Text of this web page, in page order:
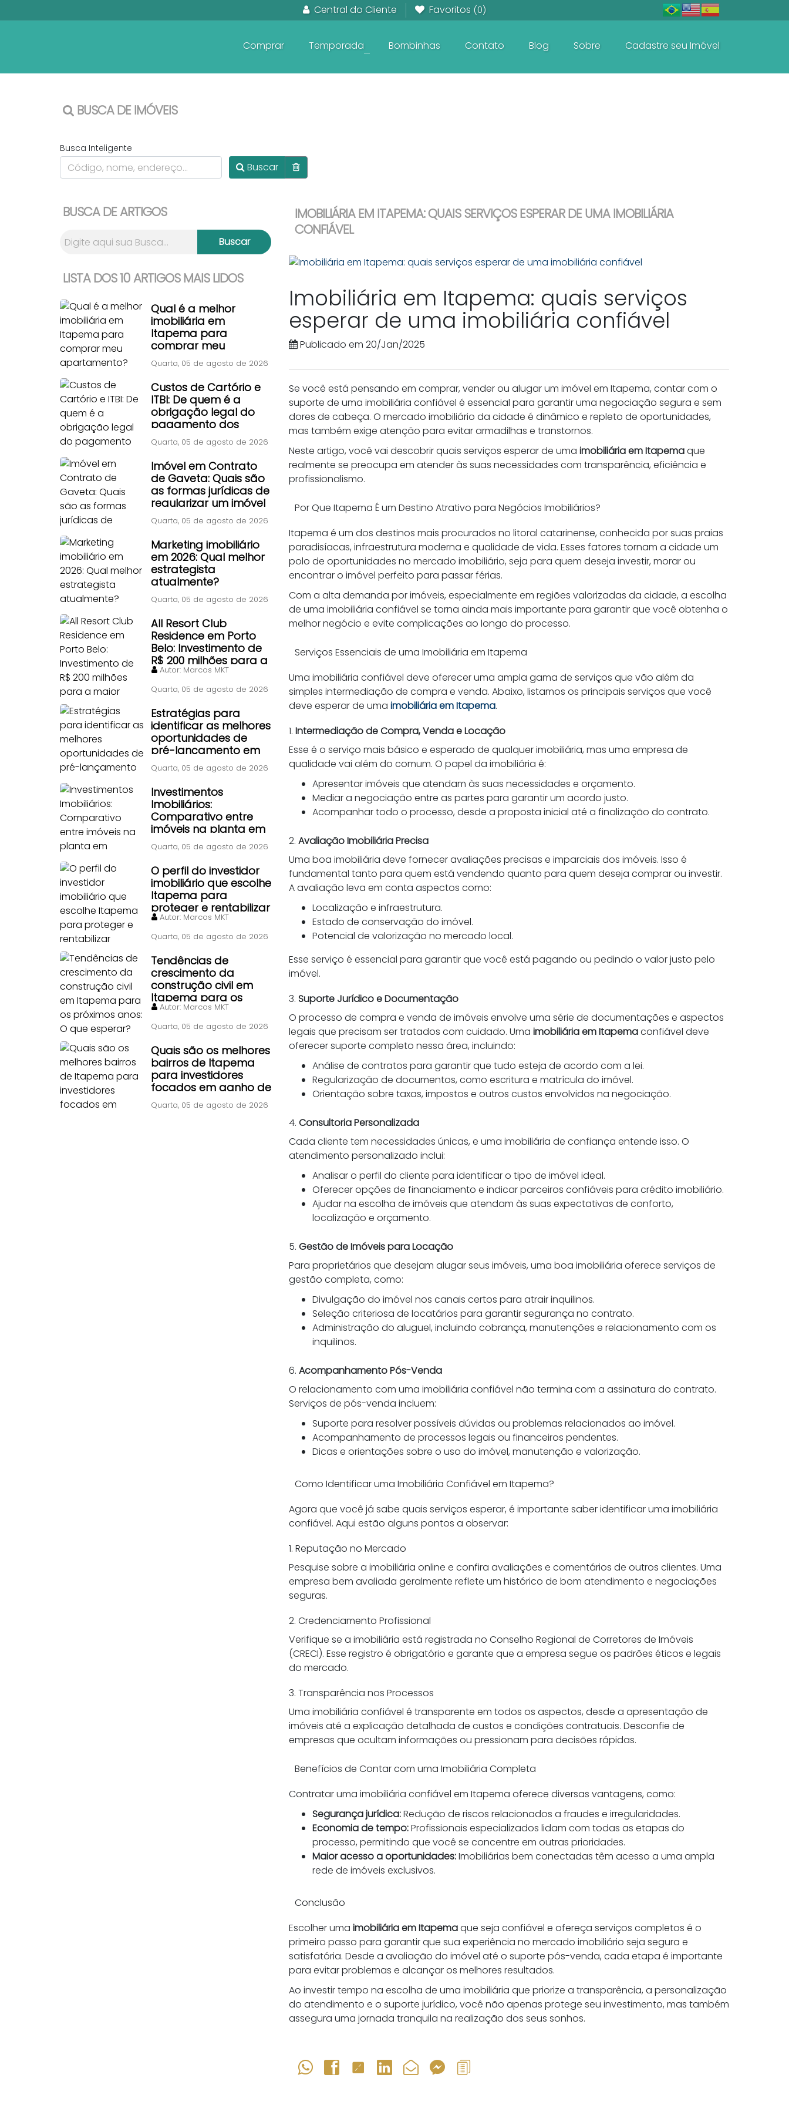
Central do Cliente Favoritos (0)
Cadastre seu Imóvel
Sobre
Blog
Contato
Bombinhas
Temporada
Comprar
BUSCA DE IMÓVEIS
Busca Inteligente
Buscar
BUSCA DE ARTIGOS
LISTA DOS 10 ARTIGOS MAIS LIDOS
Qual é a melhor
imobiliária em
Itapema para
comprar meu
apartamento?
Quarta, 05 de agosto de 2026
Custos de Cartório e
ITBI: De quem é a
obrigação legal do
pagamento dos
impostos e taxas de
transferência?
Quarta, 05 de agosto de 2026
Imóvel em Contrato
de Gaveta: Quais são
as formas jurídicas de
regularizar um imóvel
adquirido por
contrato particular
antigo?
Quarta, 05 de agosto de 2026
Marketing imobiliário
em 2026: Qual melhor
estrategista
atualmente?
Quarta, 05 de agosto de 2026
All Resort Club
Residence em Porto
Belo: Investimento de
R$ 200 milhões para a
maior piscina de
ondas do Brasil
Autor: Marcos MKT
Quarta, 05 de agosto de 2026
Estratégias para
identificar as melhores
oportunidades de
pré-lançamento em
Itapema
Quarta, 05 de agosto de 2026
Investimentos
Imobiliários:
Comparativo entre
imóveis na planta em
Itapema, Florianópolis
e Piçarras
Quarta, 05 de agosto de 2026
O perfil do investidor
imobiliário que escolhe
Itapema para
proteger e rentabilizar
patrimônio
Autor: Marcos MKT
Quarta, 05 de agosto de 2026
Tendências de
crescimento da
construção civil em
Itapema para os
próximos anos: O que
esperar?
Autor: Marcos MKT
Quarta, 05 de agosto de 2026
Quais são os melhores
bairros de Itapema
para investidores
focados em ganho de
capital rápido?
Quarta, 05 de agosto de 2026
IMOBILIÁRIA EM ITAPEMA: QUAIS SERVIÇOS ESPERAR DE UMA IMOBILIÁRIA
CONFIÁVEL
Imobiliária em Itapema: quais serviços
esperar de uma imobiliária confiável
Publicado em 20/Jan/2025
Se você está pensando em comprar, vender ou alugar um imóvel em Itapema, contar com o
suporte de uma imobiliária confiável é essencial para garantir uma negociação segura e sem
dores de cabeça. O mercado imobiliário da cidade é dinâmico e repleto de oportunidades,
mas também exige atenção para evitar armadilhas e transtornos.
Neste artigo, você vai descobrir quais serviços esperar de uma imobiliária em Itapemaque
realmente se preocupa em atender às suas necessidades com transparência, eficiência e
profissionalismo.
Por Que Itapema É um Destino Atrativo para Negócios Imobiliários?
Itapema é um dos destinos mais procurados no litoral catarinense, conhecida por suas praias
paradisíacas, infraestrutura moderna e qualidade de vida. Esses fatores tornam a cidade um
polo de oportunidades no mercado imobiliário, seja para quem deseja investir, morar ou
encontrar o imóvel perfeito para passar férias.
Com a alta demanda por imóveis, especialmente em regiões valorizadas da cidade, a escolha
de uma imobiliária confiável se torna ainda mais importante para garantir que você obtenha o
melhor negócio e evite complicações ao longo do processo.
Serviços Essenciais de uma Imobiliária em Itapema
Uma imobiliária confiável deve oferecer uma ampla gama de serviços que vão além da
simples intermediação de compra e venda. Abaixo, listamos os principais serviços que você
deve esperar de uma imobiliária em Itapema.
1. Intermediação de Compra, Venda e Locação
Esse é o serviço mais básico e esperado de qualquer imobiliária, mas uma empresa de
qualidade vai além do comum. O papel da imobiliária é:
Apresentar imóveis que atendam às suas necessidades e orçamento.
Mediar a negociação entre as partes para garantir um acordo justo.
Acompanhar todo o processo, desde a proposta inicial até a finalização do contrato.
2. Avaliação Imobiliária Precisa
Uma boa imobiliária deve fornecer avaliações precisas e imparciais dos imóveis. Isso é
fundamental tanto para quem está vendendo quanto para quem deseja comprar ou investir.
A avaliação leva em conta aspectos como:
Localização e infraestrutura.
Estado de conservação do imóvel.
Potencial de valorização no mercado local.
Esse serviço é essencial para garantir que você está pagando ou pedindo o valor justo pelo
imóvel.
3. Suporte Jurídico e Documentação
O processo de compra e venda de imóveis envolve uma série de documentações e aspectos
legais que precisam ser tratados com cuidado. Uma imobiliária em Itapemaconfiável deve
oferecer suporte completo nessa área, incluindo:
Análise de contratos para garantir que tudo esteja de acordo com a lei.
Regularização de documentos, como escritura e matrícula do imóvel.
Orientação sobre taxas, impostos e outros custos envolvidos na negociação.
4. Consultoria Personalizada
Cada cliente tem necessidades únicas, e uma imobiliária de confiança entende isso. O
atendimento personalizado inclui:
Analisar o perfil do cliente para identificar o tipo de imóvel ideal.
Oferecer opções de financiamento e indicar parceiros confiáveis para crédito imobiliário.
Ajudar na escolha de imóveis que atendam às suas expectativas de conforto,
localização e orçamento.
5. Gestão de Imóveis para Locação
Para proprietários que desejam alugar seus imóveis, uma boa imobiliária oferece serviços de
gestão completa, como:
Divulgação do imóvel nos canais certos para atrair inquilinos.
Seleção criteriosa de locatários para garantir segurança no contrato.
Administração do aluguel, incluindo cobrança, manutenções e relacionamento com os
inquilinos.
6. Acompanhamento Pós-Venda
O relacionamento com uma imobiliária confiável não termina com a assinatura do contrato.
Serviços de pós-venda incluem:
Suporte para resolver possíveis dúvidas ou problemas relacionados ao imóvel.
Acompanhamento de processos legais ou financeiros pendentes.
Dicas e orientações sobre o uso do imóvel, manutenção e valorização.
Como Identificar uma Imobiliária Confiável em Itapema?
Agora que você já sabe quais serviços esperar, é importante saber identificar uma imobiliária
confiável. Aqui estão alguns pontos a observar:
1. Reputação no Mercado
Pesquise sobre a imobiliária online e confira avaliações e comentários de outros clientes. Uma
empresa bem avaliada geralmente reflete um histórico de bom atendimento e negociações
seguras.
2. Credenciamento Profissional
Verifique se a imobiliária está registrada no Conselho Regional de Corretores de Imóveis
(CRECI). Esse registro é obrigatório e garante que a empresa segue os padrões éticos e legais
do mercado.
3. Transparência nos Processos
Uma imobiliária confiável é transparente em todos os aspectos, desde a apresentação de
imóveis até a explicação detalhada de custos e condições contratuais. Desconfie de
empresas que ocultam informações ou pressionam para decisões rápidas.
Benefícios de Contar com uma Imobiliária Completa
Contratar uma imobiliária confiável em Itapema oferece diversas vantagens, como:
Segurança jurídica:Redução de riscos relacionados a fraudes e irregularidades.
Economia de tempo:Profissionais especializados lidam com todas as etapas do
processo, permitindo que você se concentre em outras prioridades.
Maior acesso a oportunidades:Imobiliárias bem conectadas têm acesso a uma ampla
rede de imóveis exclusivos.
Conclusão
Escolher uma imobiliária em Itapemaque seja confiável e ofereça serviços completos é o
primeiro passo para garantir que sua experiência no mercado imobiliário seja segura e
satisfatória. Desde a avaliação do imóvel até o suporte pós-venda, cada etapa é importante
para evitar problemas e alcançar os melhores resultados.
Ao investir tempo na escolha de uma imobiliária que priorize a transparência, a personalização
do atendimento e o suporte jurídico, você não apenas protege seu investimento, mas também
assegura uma jornada tranquila na realização dos seus sonhos.